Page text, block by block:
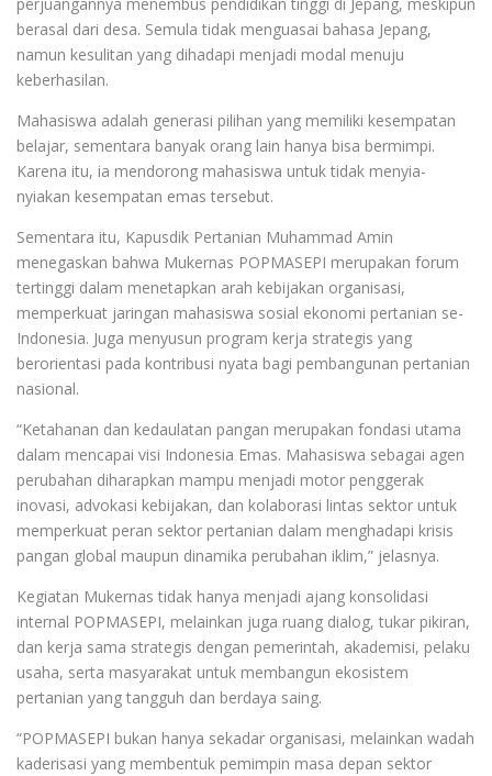
berasal dari desa. Semula tidak menguasai bahasa Jepang,
namun kesulitan yang dihadapi menjadi modal menuju
keberhasilan.
Mahasiswa adalah generasi pilihan yang memiliki kesempatan
belajar, sementara banyak orang lain hanya bisa bermimpi.
Karena itu, ia mendorong mahasiswa untuk tidak menyia-
nyiakan kesempatan emas tersebut.
Sementara itu, Kapusdik Pertanian Muhammad Amin
menegaskan bahwa Mukernas POPMASEPI merupakan forum
tertinggi dalam menetapkan arah kebijakan organisasi,
memperkuat jaringan mahasiswa sosial ekonomi pertanian se-
Indonesia. Juga menyusun program kerja strategis yang
berorientasi pada kontribusi nyata bagi pembangunan pertanian
nasional.
“Ketahanan dan kedaulatan pangan merupakan fondasi utama
dalam mencapai visi Indonesia Emas. Mahasiswa sebagai agen
perubahan diharapkan mampu menjadi motor penggerak
inovasi, advokasi kebijakan, dan kolaborasi lintas sektor untuk
memperkuat peran sektor pertanian dalam menghadapi krisis
pangan global maupun dinamika perubahan iklim,” jelasnya.
Kegiatan Mukernas tidak hanya menjadi ajang konsolidasi
internal POPMASEPI, melainkan juga ruang dialog, tukar pikiran,
dan kerja sama strategis dengan pemerintah, akademisi, pelaku
usaha, serta masyarakat untuk membangun ekosistem
pertanian yang tangguh dan berdaya saing.
“POPMASEPI bukan hanya sekadar organisasi, melainkan wadah
kaderisasi yang membentuk pemimpin masa depan sektor